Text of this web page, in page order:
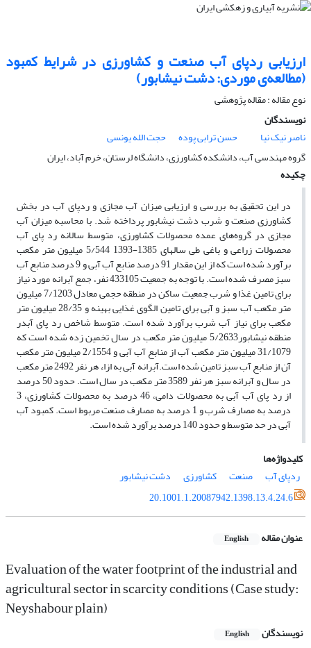
ارزیابی ردپای آب صنعت و کشاورزی در شرایط کمبود
(مطالعه‌ی موردی: دشت نیشابور)
نوع مقاله : مقاله پژوهشی
نویسندگان
ناصر نیک نیا
حسن ترابی پوده
حجت الله یونسی
گروه مهندسی آب، دانشکده کشاورزی، دانشگاه لرستان، خرم آباد، ایران
چکیده
در این تحقیق به بررسی و ارزیابی میزان آب مجازی و ردپای آب در بخش
کشاورزی صنعت و شرب دشت نیشابور پرداخته شد. با محاسبه میزان آب
مجازی در گروه‌های عمده محصولات کشاورزی، متوسط سالانه رد پای آب
محصولات زراعی و باغی طی سالهای 1385-1393 5/544 میلیون متر مکعب
برآورد شده است که از این مقدار 91 درصد منابع آب آبی و 9 درصد منابع آب
سبز مصرف شده است. با توجه به جمعیت 433105 نفر، جمع آبرانه مورد نیاز
برای تامین غذا و شرب جمعیت ساکن در منطقه حجمی معادل 7/1203 میلیون
متر مکعب آب سبز و آبی برای تامین الگوی غذایی بهینه و 28/35 میلیون متر
مکعب برای نیاز آب شرب برآورد شده است. متوسط شاخص رد پای آبدر
منطقه نیشابور5/2633 میلیون متر مکعب در سال تخمین زده شده است که
31/1079 میلیون متر مکعب آب از منابع آب آبی و 2/1554 میلیون متر مکعب
آن از منابع آب سبز تامین شده است.آبرانه آبی به ازاء هر نفر 2492 متر مکعب
در سال و آبرانه سبز هر نفر 3589 متر مکعب در سال است. حدود 50 درصد
از رد پای آب آبی به محصولات دامی، 46 درصد به محصولات کشاورزی، 3
درصد به مصارف شرب و 1 درصد به مصارف صنعت مربوط است. کمبود آب
آبی در حد متوسط و حدود 140 درصد برآورد شده است.
کلیدواژه‌ها
ردپای آب
صنعت کشاورزی
دشت نیشابور
20.1001.1.20087942.1398.13.4.24.6
عنوان مقاله English
Evaluation of the water footprint of the industrial and
agricultural sector in scarcity conditions (Case study:
Neyshabour plain)
نویسندگان English